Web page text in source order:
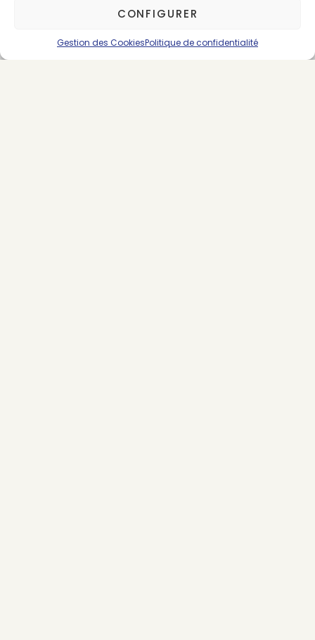
CONFIGURER
Gestion des CookiesPolitique de confidentialité
SUIVEZ-NOUS